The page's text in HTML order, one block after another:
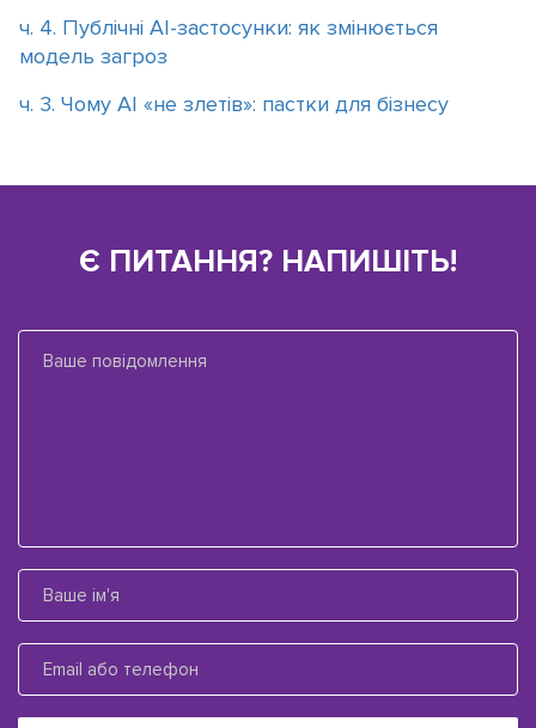
ч. 4. Публічні AI-застосунки: як змінюється
модель загроз
ч. 3. Чому АІ «не злетів»: пастки для бізнесу
Є ПИТАННЯ? НАПИШІТЬ!